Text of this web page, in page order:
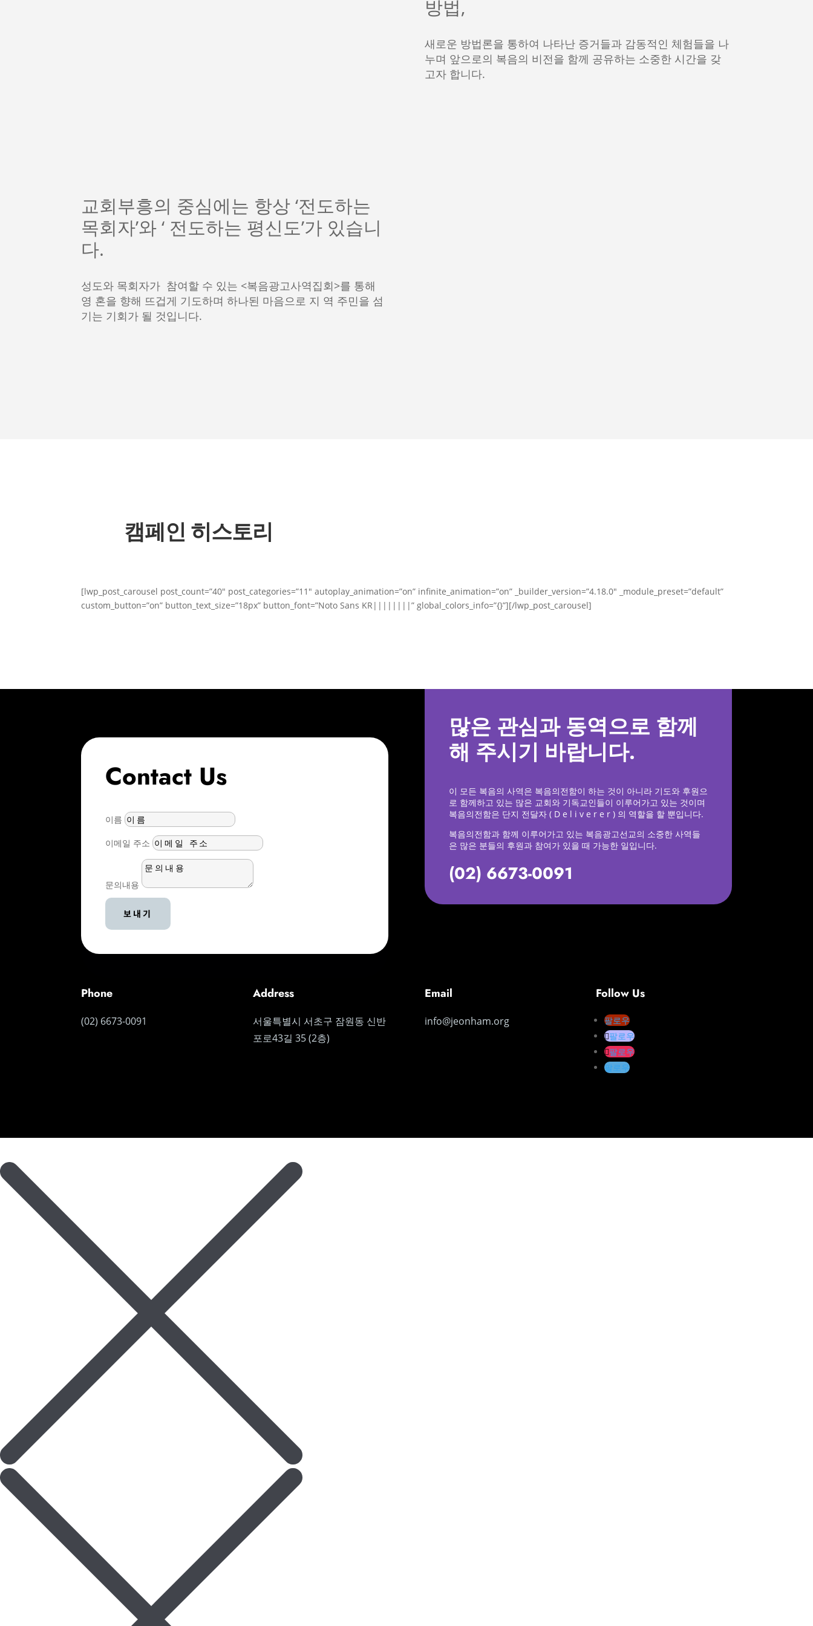
방법,
새로운 방법론을 통하여 나타난 증거들과 감동적인 체험들을 나
누며 앞으로의 복음의 비전을 함께 공유하는 소중한 시간을 갖
고자 합니다.
교회부흥의 중심에는 항상 ‘전도하는
목회자’와 ‘ 전도하는 평신도’가 있습니
다.
성도와 목회자가 참여할 수 있는 <복음광고사역집회>를 통해
영 혼을 향해 뜨겁게 기도하며 하나된 마음으로 지 역 주민을 섬
기는 기회가 될 것입니다.
캠페인 히스토리
[lwp_post_carousel post_count=”40″ post_categories=”11″ autoplay_animation=”on” infinite_animation=”on” _builder_version=”4.18.0″ _module_preset=”default”
custom_button=”on” button_text_size=”18px” button_font=”Noto Sans KR||||||||” global_colors_info=”{}”][/lwp_post_carousel]
Contact Us
이름
이메일 주소
문의내용
보내기
많은 관심과 동역으로 함께
해 주시기 바랍니다.
이 모든 복음의 사역은 복음의전함이 하는 것이 아니라 기도와 후원으
로 함께하고 있는 많은 교회와 기독교인들이 이루어가고 있는 것이며
복음의전함은 단지 전달자 ( D e l i v e r e r ) 의 역할을 할 뿐입니다.
복음의전함과 함께 이루어가고 있는 복음광고선교의 소중한 사역들
은 많은 분들의 후원과 참여가 있을 때 가능한 일입니다.
(02) 6673-0091
Phone
(02) 6673-0091
Address
서울특별시 서초구 잠원동 신반
포로43길 35 (2층)
Email
info@jeonham.org
Follow Us
팔로우
팔로우
팔로우
팔로우